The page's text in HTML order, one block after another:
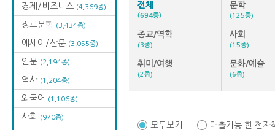
경제/비즈니스 (4,369종)
장르문학 (3,434종)
에세이/산문 (3,055종)
인문 (2,194종)
역사 (1,204종)
외국어 (1,106종)
사회 (970종)
전체
(694종)
문학
(125종)
종교/역학
(3종)
사회
(15종)
취미/여행
(2종)
문화/예술
(6종)
모두보기 대출가능 한 전자